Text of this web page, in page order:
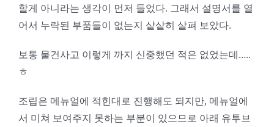
할게 아니라는 생각이 먼저 들었다. 그래서 설명서를 열
어서 누락된 부품들이 없는지 샅샅히 살펴 보았다.
보통 물건사고 이렇게 까지 신중했던 적은 없었는데…..
ㅎ
조립은 메뉴얼에 적힌대로 진행해도 되지만, 메뉴얼에
서 미쳐 보여주지 못하는 부분이 있으므로 아래 유투브